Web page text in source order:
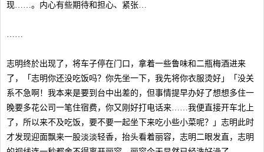
现……。内心有些期待和担心、紧张…
……
志明终於出现了，将车子停在门口，拿着一些鲁味和二瓶梅酒进来
了，「志明你还没吃饭吗？你先坐一下，我先将你衣服烫好」「没关
系不急啊！我本来是要到台中出差的，但事情提早办好了想想多住一
晚要多花公司一笔住宿费，你又刚好打电话来……我便直接开车北上
了，所以来不及吃饭，要不要一起坐下来吃小些小菜呢？」志明此时
才发现迎面飘来一股淡淡轻香，抬头看着丽容，志明二眼发直，志明